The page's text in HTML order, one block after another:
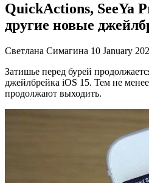
QuickActions, SeeYa
другие новые
Светлана Симагина 10 January
Затишье перед бурей
джейлбрейка iOS 15. Тем не
продолжают выходить.